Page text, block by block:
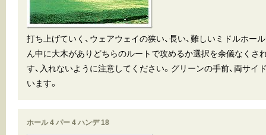
打ち上げていく、ウェアウェイの狭い、長い、難しいミドルホー
ん中に大木がありどちらのルートで攻めるか選択を余儀なくさ
す、入れないように注意してください。グリーンの手前、両サイ
います。
ホール 4 パー 4 ハンデ 18